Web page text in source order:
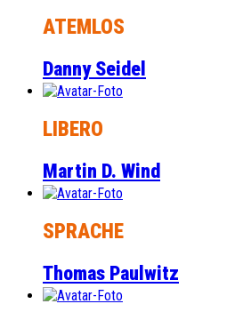
ATEMLOS
Danny Seidel
LIBERO
Martin D. Wind
SPRACHE
Thomas Paulwitz